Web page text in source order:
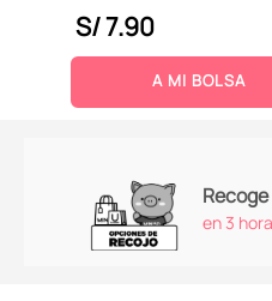
S/7.90
A MI BOLSA
en 3